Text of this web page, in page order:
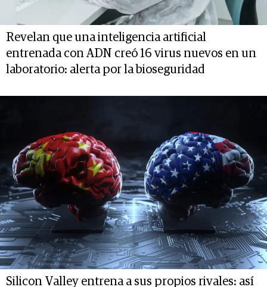
Revelan que una inteligencia artificial
entrenada con ADN creó 16 virus nuevos en un
laboratorio: alerta por la bioseguridad
Silicon Valley entrena a sus propios rivales: así